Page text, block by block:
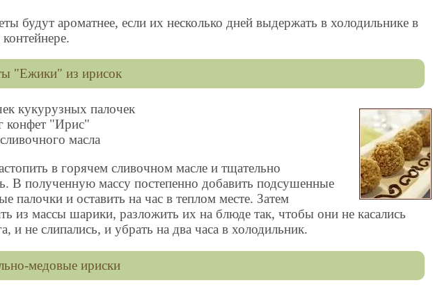
будут ароматнее, если их несколько дней выдержать в холодильнике в
"Ежики" из ирисок
кукурузных палочек
конфет "Ирис"
масла
в горячем сливочном масле и тщательно
В полученную массу постепенно добавить подсушенные
палочки и оставить на час в теплом месте. Затем
из массы шарики, разложить их на блюде так, чтобы они не касались
и не слипались, и убрать на два часа в холодильник.
медовые ириски